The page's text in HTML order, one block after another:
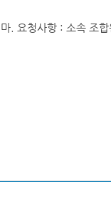
마. 요청사항 : 소속 조